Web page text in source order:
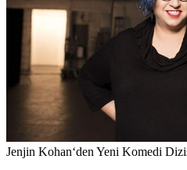
Jenjin Kohan‘den Yeni Komedi